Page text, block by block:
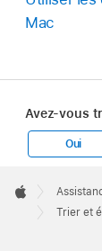
Mac
Avez-vous
Oui
Footer

Apple
Trier et